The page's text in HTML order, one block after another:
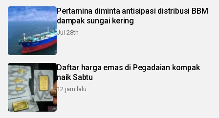
Pertamina diminta antisipasi distribusi BBM
dampak sungai kering
Jul 28th
Daftar harga emas di Pegadaian kompak
naik Sabtu
12 jam lalu